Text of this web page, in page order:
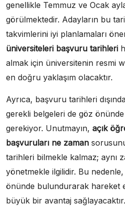
genellikle Temmuz ve Ocak
görülmektedir. Adayların bu
takvimlerini iyi planlamaları
üniversiteleri başvuru tarihleri
almak için üniversitenin resmi
en doğru yaklaşım olacaktır.
Ayrıca, başvuru tarihleri
gerekli belgeleri de göz
gerekiyor. Unutmayın, açık
başvuruları ne zaman
tarihleri bilmekle kalmaz; aynı
yönetmekle ilgilidir. Bu
önünde bulundurarak hareket
büyük bir avantaj sağlayacaktır.